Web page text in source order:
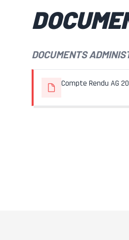
DOCUMENTS
Compte Rendu AG